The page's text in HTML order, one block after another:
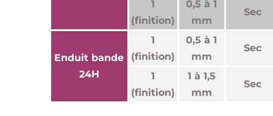
1
(finition)
0,5 à 1
mm
Sec
Enduit bande
24H
1
(finition)
0,5 à 1
mm
Sec
1
(finition)
1 à 1,5
mm
Sec